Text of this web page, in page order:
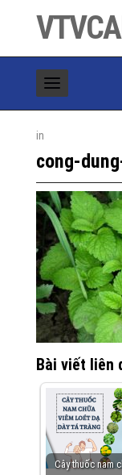
in
cong-
Bài viết liên
Cây thuốc nam